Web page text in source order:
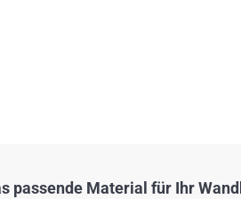
passende Material für Ihr